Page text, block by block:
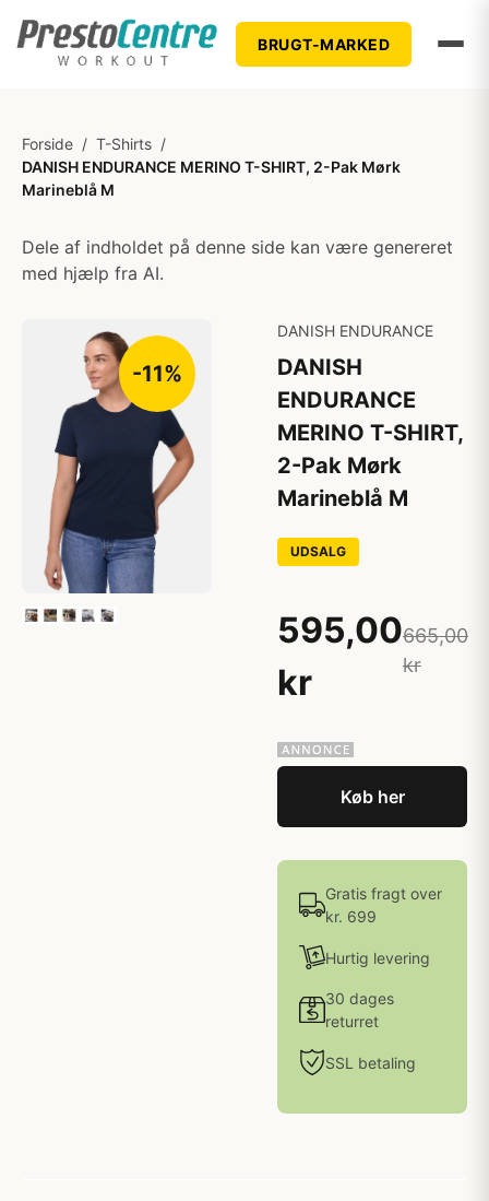
BRUGT-MARKED
Forside / T-Shirts /
DANISH ENDURANCE MERINO T-SHIRT, 2-Pak Mørk
Marineblå M
Dele af indholdet på denne side kan være genereret
med hjælp fra AI.
-11%
DANISH ENDURANCE
DANISH
ENDURANCE
MERINO T-SHIRT,
2-Pak Mørk
Marineblå M
UDSALG
595,00
kr
665,00
kr
Køb her
Gratis fragt over
kr. 699
Hurtig levering
30 dages
returret
SSL betaling